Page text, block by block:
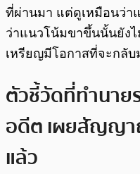
ที่ผ่านมา แต่ดูเหมือนว่า
ว่าแนวโน้มขาขึ้นนั้นยังไ
เหรียญมีโอกาสที่จะกลับ
ตัวชี้วัดที่ทำนาย
อดีต เผยสัญญา
แล้ว